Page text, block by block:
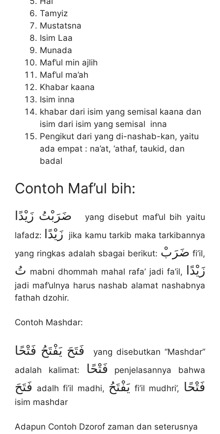
Tamyiz
Mustatsna
Isim Laa
Munada
Maf’ul min ajlih
Maf’ul ma’ah
Khabar kaana
Isim inna
khabar dari isim yang semisal kaana dan
isim dari isim yang semisal inna
Pengikut dari yang di-nashab-kan, yaitu
ada empat : na’at, ‘athaf, taukid, dan
badal
Contoh Maf’ul bih:
yang disebut maf’ul bih yaitu
lafadz:
زَيْدًا jika kamu tarkib maka tarkibannya
yang ringkas adalah sbagai berikut: ضَرَبْ fi’il,
تُ mabni dhommah mahal rafa’ jadi fa’il, زَيْدًا
jadi maf’ulnya harus nashab alamat nashabnya
fathah dzohir.
Contoh Mashdar:
yang disebutkan “Mashdar”
adalah kalimat:
فَتْحًا penjelasannya bahwa
فَتَحَ adalh fi’il madhi, يَفْتَحُ fi’il mudhri’, فَتْحًا
isim mashdar
Adapun Contoh Dzorof zaman dan seterusnya